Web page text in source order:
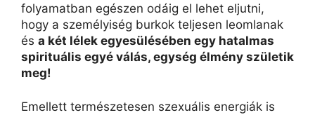
folyamatban egészen odáig el lehet eljutni,
hogy a személyiség burkok teljesen leomlanak
és a két lélek egyesülésében egy hatalmas
spirituális egyé válás, egység élmény születik
meg!
Emellett természetesen szexuális energiák is